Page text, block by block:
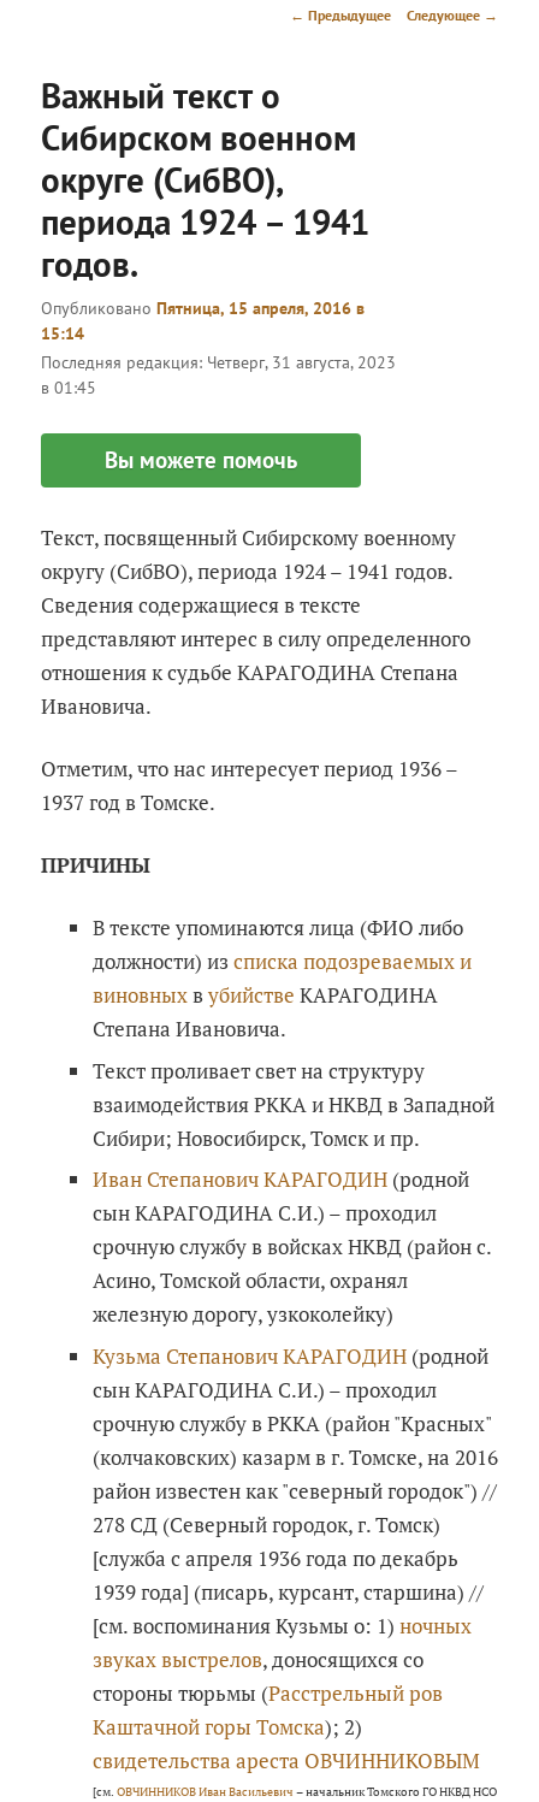
Навигация
← Предыдущее Следующее →
Важный текст о
Сибирском военном
округе (СибВО),
периода 1924 – 1941
годов.
ОпубликованоПятница, 15 апреля, 2016 в
15:14
Последняя редакция: Четверг, 31 августа, 2023
в 01:45
Вы можете помочь
Текст, посвященный Сибирскому военному
округу (СибВО), периода 1924 – 1941 годов.
Сведения содержащиеся в тексте
представляют интерес в силу определенного
отношения к судьбе КАРАГОДИНА Степана
Ивановича.
Отметим, что нас интересует период 1936 –
1937 год в Томске.
ПРИЧИНЫ
В тексте упоминаются лица (ФИО либо
должности) из списка подозреваемых и
виновныхвубийстве КАРАГОДИНА
Степана Ивановича.
Текст проливает свет на структуру
взаимодействия РККА и НКВД в Западной
Сибири; Новосибирск, Томск и пр.
Иван Степанович КАРАГОДИН(родной
сын КАРАГОДИНА С.И.) – проходил
срочную службу в войсках НКВД (район с.
Асино, Томской области, охранял
железную дорогу, узкоколейку)
Кузьма Степанович КАРАГОДИН(родной
сын КАРАГОДИНА С.И.) – проходил
срочную службу в РККА (район "Красных"
(колчаковских) казарм в г. Томске, на 2016
район известен как "северный городок") //
278 СД (Северный городок, г. Томск)
[служба с апреля 1936 года по декабрь
1939 года] (писарь, курсант, старшина) //
[см. воспоминания Кузьмы о: 1) ночных
звуках выстрелов, доносящихся со
стороны тюрьмы (Расстрельный ров
Каштачной горы Томска); 2)
свидетельства ареста ОВЧИННИКОВЫМ
[см. ОВЧИННИКОВ Иван Васильевич – начальник Томского ГО НКВД НСО